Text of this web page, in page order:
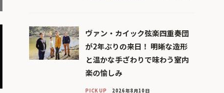
ヴァン・カイック弦楽四重奏団
が2年ぶりの来日！ 明晰な造形
と温かな手ざわりで味わう室内
楽の愉しみ
PICK UP 2026年8月10日